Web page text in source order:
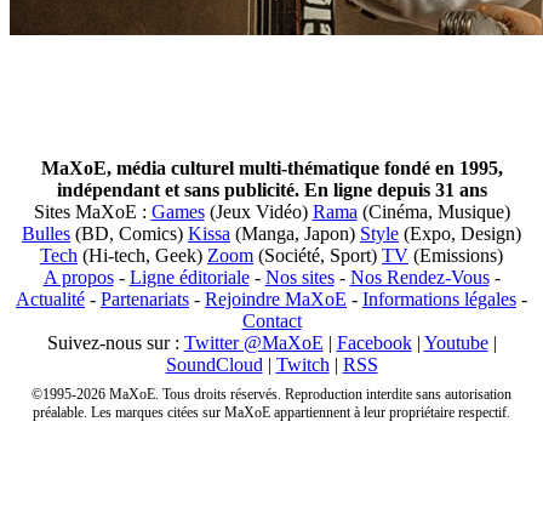
MaXoE, média culturel multi-thématique fondé en 1995,
indépendant et sans publicité. En ligne depuis 31 ans
Sites MaXoE : Games(Jeux Vidéo) Rama (Cinéma, Musique)
Bulles (BD, Comics) Kissa (Manga, Japon) Style (Expo, Design)
Tech (Hi-tech, Geek) Zoom (Société, Sport) TV (Emissions)
A propos- Ligne éditoriale- Nos sites- Nos Rendez-Vous-
Actualité - Partenariats - Rejoindre MaXoE - Informations légales -
Contact
Suivez-nous sur : Twitter @MaXoE | Facebook| Youtube|
SoundCloud | Twitch | RSS
©1995-2026 MaXoE. Tous droits réservés. Reproduction interdite sans autorisation
préalable. Les marques citées sur MaXoE appartiennent à leur propriétaire respectif.